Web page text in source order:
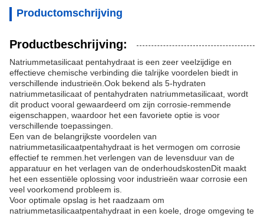
Productomschrijving
Productbeschrijving:
Natriummetasilicaat pentahydraat is een zeer veelzijdige en
effectieve chemische verbinding die talrijke voordelen biedt in
verschillende industrieën.Ook bekend als 5-hydraten
natriummetasilicaat of pentahydraten natriummetasilicaat, wordt
dit product vooral gewaardeerd om zijn corrosie-remmende
eigenschappen, waardoor het een favoriete optie is voor
verschillende toepassingen.
Een van de belangrijkste voordelen van
natriummetasilicaatpentahydraat is het vermogen om corrosie
effectief te remmen.het verlengen van de levensduur van de
apparatuur en het verlagen van de onderhoudskostenDit maakt
het een essentiële oplossing voor industrieën waar corrosie een
veel voorkomend probleem is.
Voor optimale opslag is het raadzaam om
natriummetasilicaatpentahydraat in een koele, droge omgeving te